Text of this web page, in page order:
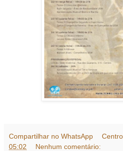
Compartilhar no WhatsApp
05:02
Nenhum comentário: